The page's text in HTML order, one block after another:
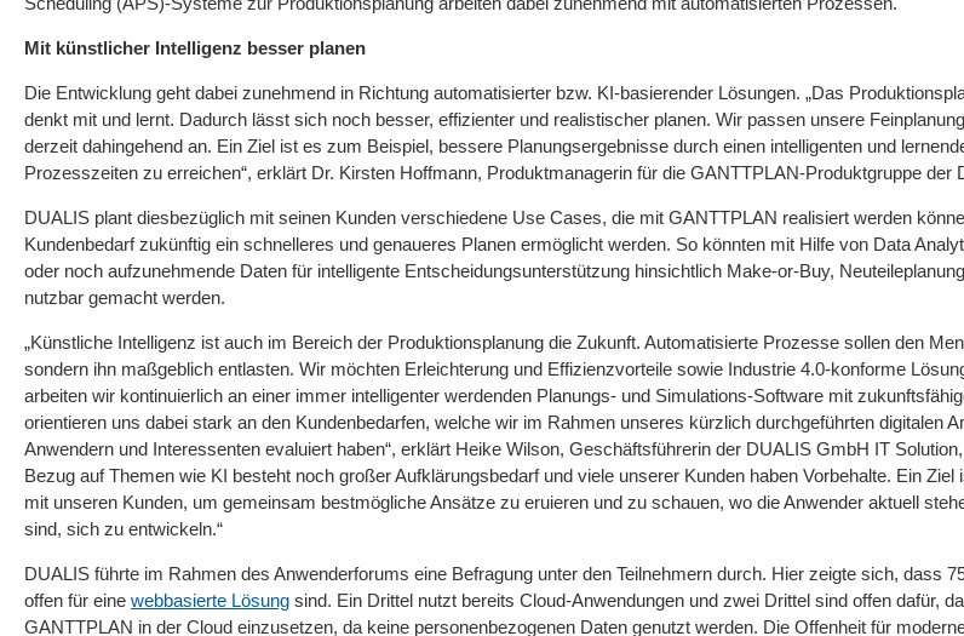
Mit künstlicher Intelligenz besser planen
Die Entwicklung geht dabei zunehmend in Richtung automatisierter bzw. KI-basierender Lösungen. „Das
denkt mit und lernt. Dadurch lässt sich noch besser, effizienter und realistischer planen. Wir passen unsere
derzeit dahingehend an. Ein Ziel ist es zum Beispiel, bessere Planungsergebnisse durch einen intelligenten und
Prozesszeiten zu erreichen“, erklärt Dr. Kirsten Hoffmann, Produktmanagerin für die GANTTPLAN-Produktgruppe der
DUALIS plant diesbezüglich mit seinen Kunden verschiedene Use Cases, die mit GANTTPLAN realisiert werden
Kundenbedarf zukünftig ein schnelleres und genaueres Planen ermöglicht werden. So könnten mit Hilfe von Data
oder noch aufzunehmende Daten für intelligente Entscheidungsunterstützung hinsichtlich Make-or-Buy,
nutzbar gemacht werden.
„Künstliche Intelligenz ist auch im Bereich der Produktionsplanung die Zukunft. Automatisierte Prozesse sollen den
sondern ihn maßgeblich entlasten. Wir möchten Erleichterung und Effizienzvorteile sowie Industrie 4.0-konforme
arbeiten wir kontinuierlich an einer immer intelligenter werdenden Planungs- und Simulations-Software mit
orientieren uns dabei stark an den Kundenbedarfen, welche wir im Rahmen unseres kürzlich durchgeführten digitalen
Anwendern und Interessenten evaluiert haben“, erklärt Heike Wilson, Geschäftsführerin der DUALIS GmbH IT
Bezug auf Themen wie KI besteht noch großer Aufklärungsbedarf und viele unserer Kunden haben Vorbehalte. Ein
mit unseren Kunden, um gemeinsam bestmögliche Ansätze zu eruieren und zu schauen, wo die Anwender aktuell
sind, sich zu entwickeln.“
DUALIS führte im Rahmen des Anwenderforums eine Befragung unter den Teilnehmern durch. Hier zeigte sich, dass
offen für eine webbasierte Lösung sind. Ein Drittel nutzt bereits Cloud-Anwendungen und zwei Drittel sind offen dafür,
GANTTPLAN in der Cloud einzusetzen, da keine personenbezogenen Daten genutzt werden. Die Offenheit für